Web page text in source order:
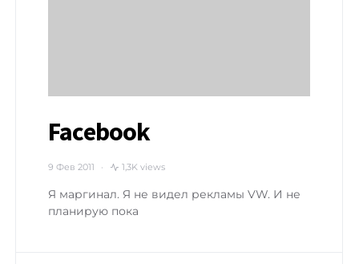
Facebook
9 Фев 2011 1,3K views
Я маргинал. Я не видел рекламы VW. И не
планирую пока